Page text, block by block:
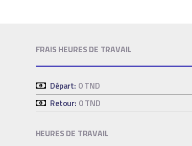
FRAIS HEURES DE TRAVAIL
Départ: 0 TND
Retour: 0 TND
HEURES DE TRAVAIL